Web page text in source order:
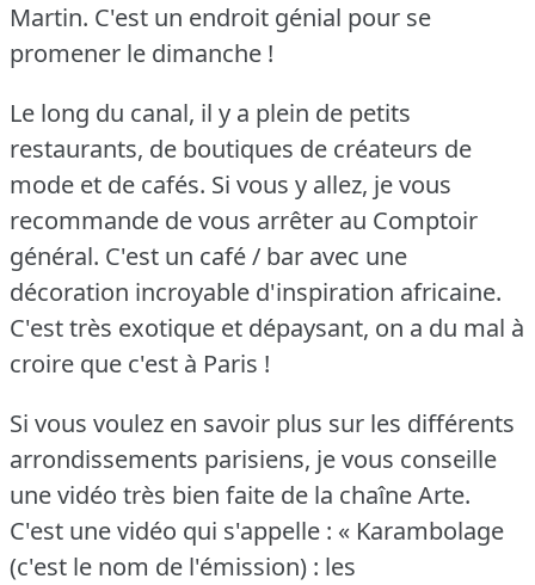
Martin. C'est un endroit génial pour se
promener le dimanche !
Le long du canal, il y a plein de petits
restaurants, de boutiques de créateurs de
mode et de cafés. Si vous y allez, je vous
recommande de vous arrêter au Comptoir
général. C'est un café / bar avec une
décoration incroyable d'inspiration africaine.
C'est très exotique et dépaysant, on a du mal à
croire que c'est à Paris !
Si vous voulez en savoir plus sur les différents
arrondissements parisiens, je vous conseille
une vidéo très bien faite de la chaîne Arte.
C'est une vidéo qui s'appelle : « Karambolage
(c'est le nom de l'émission) : les